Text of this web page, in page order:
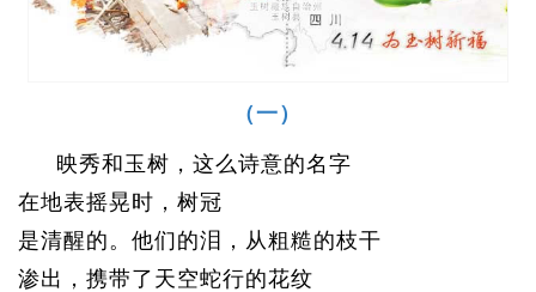
（一）
映秀和玉树，这么诗意的名字
在地表摇晃时，树冠
是清醒的。他们的泪，从粗糙的枝干
渗出，携带了天空蛇行的花纹